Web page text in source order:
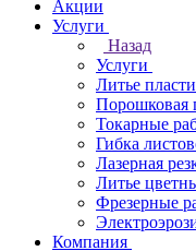
Акции
Услуги
Назад
Услуги
Литье
Порошковая
Токарные
Гибка
Лазерная
Литье
Фрезерные
Компания